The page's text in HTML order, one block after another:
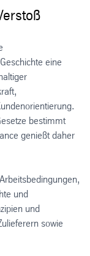
eine
bestimmt
genießt daher
und
und
sowie